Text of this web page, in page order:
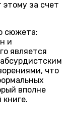
за счет
сюжета:
и
является
что
вполне